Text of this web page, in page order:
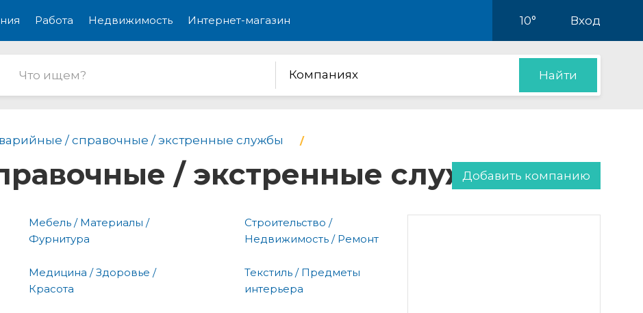
Работа Недвижимость Интернет-магазин 10° Вход
Компаниях Найти
/ справочные / экстренные службы
/ экстренные службыДобавить компанию
Мебель / Материалы /
Фурнитура
Медицина / Здоровье /
Красота
Строительство /
Недвижимость / Ремонт
Текстиль / Предметы
интерьера